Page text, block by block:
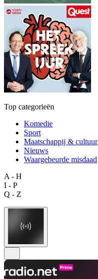
Top categorieën
Komedie
Sport
Maatschappij & cultuur
Nieuws
Waargebeurde misdaad
A - H
I - P
Q - Z